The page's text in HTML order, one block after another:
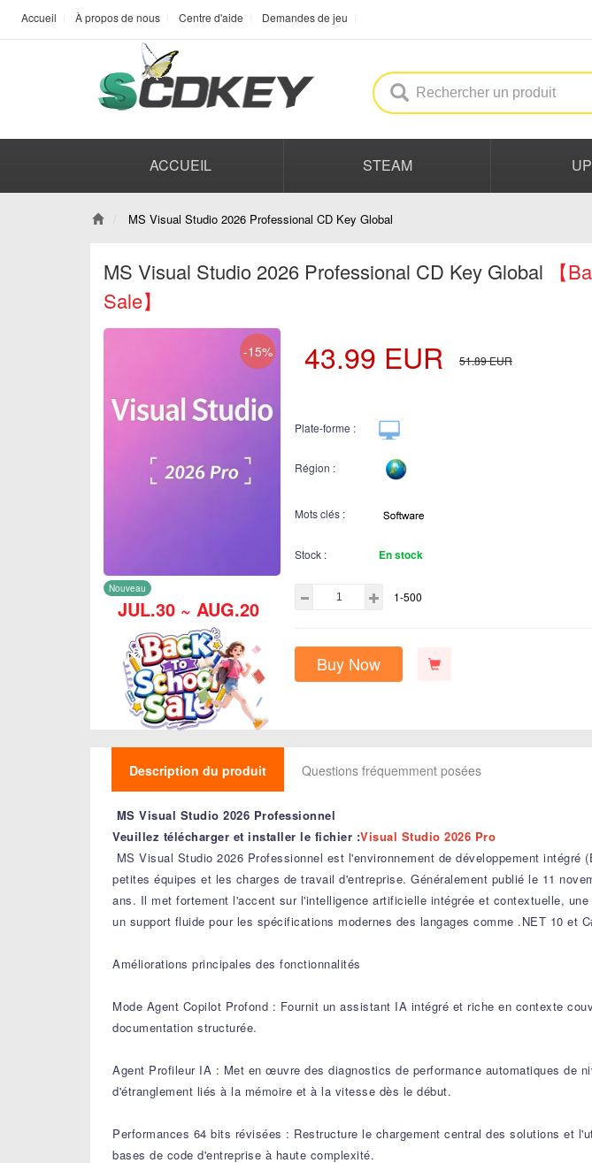
Accueil À propos de nous Centre d'aide Demandes de jeu
ACCUEIL STEAM
MS Visual Studio 2026 Professional CD Key Global
MS Visual Studio 2026 Professional CD Key Global
【
Sale】
-15%
JUL.30 ~ AUG.20
Nouveau
43.99 EUR 51.89EUR
Plate-forme :
Région :
Mots clés :
Stock : En stock
1-500
Buy Now
Description du produit Questions fréquemment posées
MS Visual Studio 2026 Professionnel
Veuillez télécharger et installer le fichier :Visual Studio 2026 Pro
MS Visual Studio 2026 Professionnel est l'environnement de développement
petites équipes et les charges de travail d'entreprise. Généralement publié le 11
ans. Il met fortement l'accent sur l'intelligence artificielle intégrée et contextuelle,
un support fluide pour les spécifications modernes des langages comme .NET 10 et
Améliorations principales des fonctionnalités
Mode Agent Copilot Profond : Fournit un assistant IA intégré et riche en contexte
documentation structurée.
Agent Profileur IA : Met en œuvre des diagnostics de performance automatiques de
d'étranglement liés à la mémoire et à la vitesse dès le début.
Performances 64 bits révisées : Restructure le chargement central des solutions et
bases de code d'entreprise à haute complexité.